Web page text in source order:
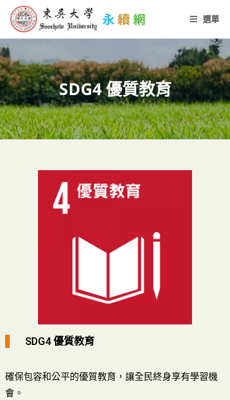
選單
SDG4 優質教育
SDG4 優質教育
確保包容和公平的優質教育，讓全民終身享有學習機
會。